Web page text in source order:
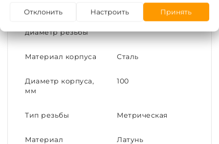
диаметр резьбы
Материал корпуса Сталь
Диаметр корпуса,
мм
100
Тип резьбы Метрическая
Материал
Латунь
Отклонить Настроить Принять